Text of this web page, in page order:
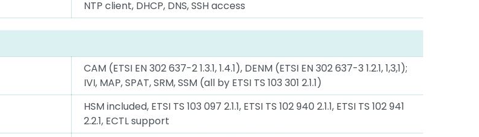
NTP client, DHCP, DNS, SSH access
CAM (ETSI EN 302 637-2 1.3.1, 1.4.1), DENM (ETSI EN 302 637-3 1.2.1, 1,3,1);
IVI, MAP, SPAT, SRM, SSM (all by ETSI TS 103 301 2.1.1)
HSM included, ETSI TS 103 097 2.1.1, ETSI TS 102 940 2.1.1, ETSI TS 102 941
2.2.1, ECTL support